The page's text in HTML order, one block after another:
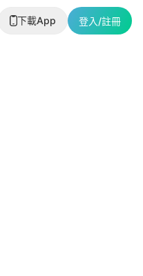
下載App 登入/註冊